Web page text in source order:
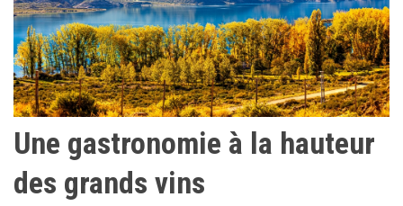
Une gastronomie à la hauteur
des grands vins